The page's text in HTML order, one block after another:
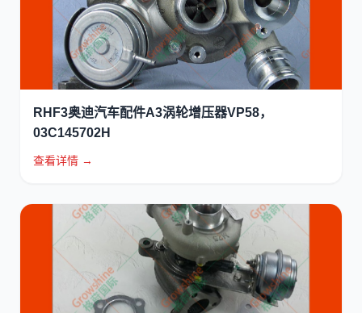
RHF3奥迪汽车配件A3涡轮增压器VP58，
03C145702H
查看详情 →